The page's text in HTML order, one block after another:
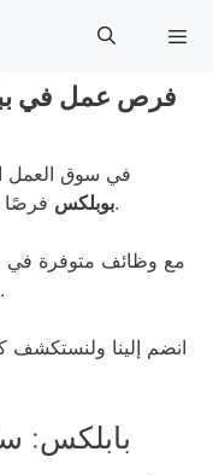
Menu
فرص عمل في
في سوق العمل
بوبلكسفرصًا متنوعة للتقدم في مجال الحياة المهنية.
مع وظائف متوفرة في
بوبلكس بالتميز طريقًا ناجحًا نحو النجاح.
انضم إلينا
بابلكس: